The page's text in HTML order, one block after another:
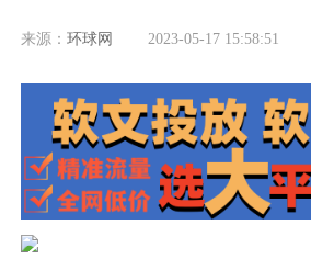
来源： 环球网 2023-05-17 15:58:51